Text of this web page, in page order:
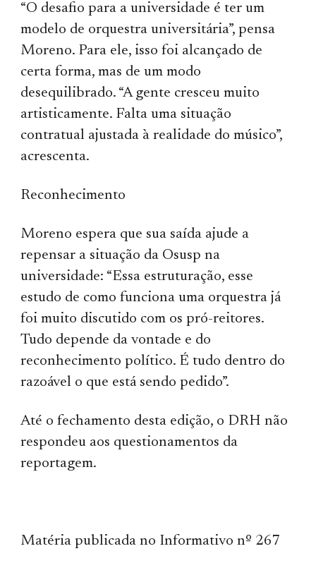
“O desafio para a universidade é ter um
modelo de orquestra universitária”, pensa
Moreno. Para ele, isso foi alcançado de
certa forma, mas de um modo
desequilibrado. “A gente cresceu muito
artisticamente. Falta uma situação
contratual ajustada à realidade do músico”,
acrescenta.
Reconhecimento
Moreno espera que sua saída ajude a
repensar a situação da Osusp na
universidade: “Essa estruturação, esse
estudo de como funciona uma orquestra já
foi muito discutido com os pró-reitores.
Tudo depende da vontade e do
reconhecimento político. É tudo dentro do
razoável o que está sendo pedido”.
Até o fechamento desta edição, o DRH não
respondeu aos questionamentos da
reportagem.
Matéria publicada no Informativo nº 267